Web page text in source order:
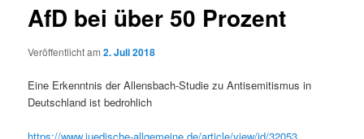
AfD bei über 50 Prozent
Veröffentlicht am2. Juli 2018
Eine Erkenntnis der Allensbach-Studie zu Antisemitismus in
Deutschland ist bedrohlich